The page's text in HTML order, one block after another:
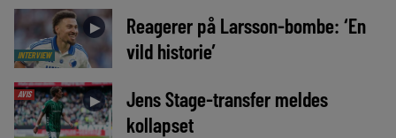
INTERVIEW
►
Reagerer på Larsson-bombe: ‘En
vild historie’
AVIS ►
Jens Stage-transfer meldes
kollapset